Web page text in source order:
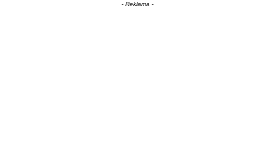
- Reklama -